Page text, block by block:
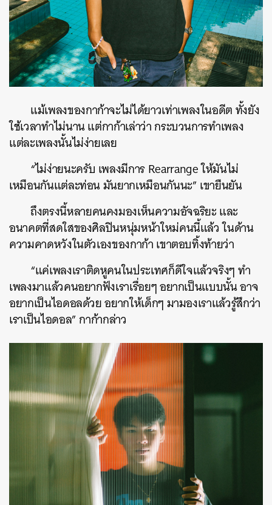
แม้เพลงของกาก้าจะไม่ได้ยาวเท่าเพลงในอดีต ทั้งยัง
ใช้เวลาทำไม่นาน แต่กาก้าเล่าว่า กระบวนการทำเพลง
แต่ละเพลงนั้นไม่ง่ายเลย
“ไม่ง่ายนะครับ เพลงมีการRearrangeให้มันไม่
เหมือนกันแต่ละท่อน มันยากเหมือนกันนะ” เขายืนยัน
ถึงตรงนี้หลายคนคงมองเห็นความอัจฉริยะ และ
อนาคตที่สดใสของศิลปินหนุ่มหน้าใหม่คนนี้แล้ว ในด้าน
ความคาดหวังในตัวเองของกาก้า เขาตอบทิ้งท้ายว่า
“แค่เพลงเราติดหูคนในประเทศก็ดีใจแล้วจริงๆ ทำ
เพลงมาแล้วคนอยากฟังเราเรื่อยๆ อยากเป็นแบบนั้น อาจ
อยากเป็นไอดอลด้วย อยากให้เด็กๆ มามองเราแล้วรู้สึกว่า
เราเป็นไอดอล” กาก้ากล่าว